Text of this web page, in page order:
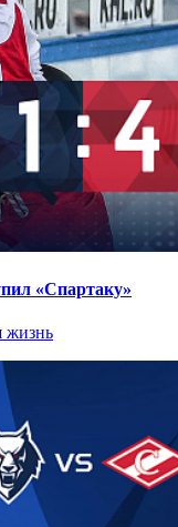
«Спартаку»
жизнь